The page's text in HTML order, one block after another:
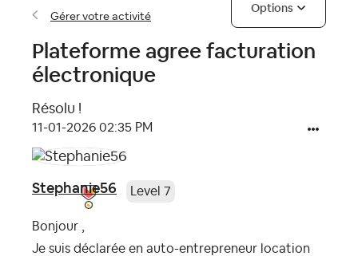
Gérer votre activité
Options
Plateforme agree facturation
électronique
Résolu !
‎11-01-2026 02:35 PM
Stephanie56 Level 7
Bonjour ,
Je suis déclarée en auto-entrepreneur location